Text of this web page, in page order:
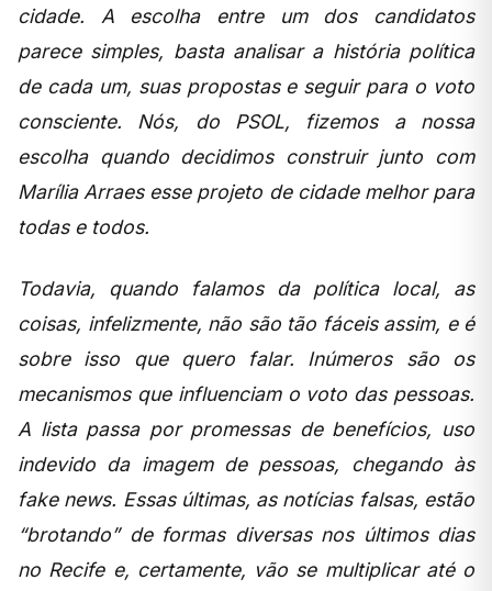
cidade. A escolha entre um dos candidatos
parece simples, basta analisar a história política
de cada um, suas propostas e seguir para o voto
consciente. Nós, do PSOL, fizemos a nossa
escolha quando decidimos construir junto com
Marília Arraes esse projeto de cidade melhor para
todas e todos.
Todavia, quando falamos da política local, as
coisas, infelizmente, não são tão fáceis assim, e é
sobre isso que quero falar. Inúmeros são os
mecanismos que influenciam o voto das pessoas.
A lista passa por promessas de benefícios, uso
indevido da imagem de pessoas, chegando às
fake news. Essas últimas, as notícias falsas, estão
“brotando” de formas diversas nos últimos dias
no Recife e, certamente, vão se multiplicar até o